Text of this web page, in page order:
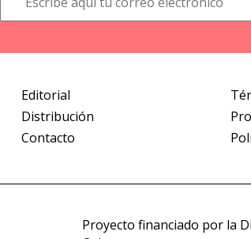
Editorial
Distribución
Contacto
Proyecto financiado por la